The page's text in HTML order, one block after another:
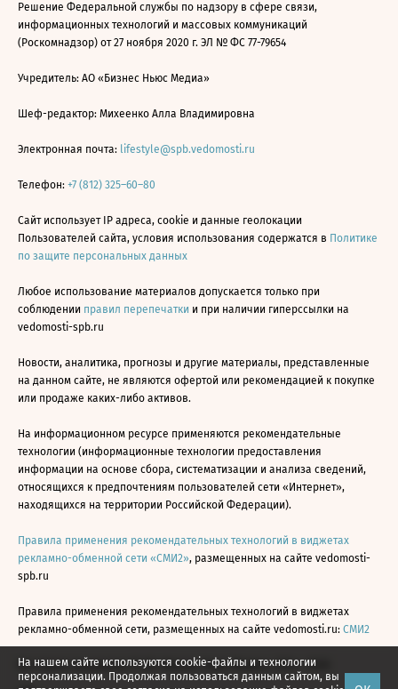
На нашем сайте используются cookie-файлы и технологии
персонализации. Продолжая пользоваться данным сайтом, вы
Решение Федеральной службы по надзору в сфере связи,
информационных технологий и массовых коммуникаций
(Роскомнадзор) от 27 ноября 2020 г. ЭЛ № ФС 77-79654
Учредитель: АО «Бизнес Ньюс Медиа»
Шеф-редактор: Михеенко Алла Владимировна
Электронная почта: lifestyle@spb.vedomosti.ru
Телефон: +7 (812) 325–60–80
Сайт использует IP адреса, cookie и данные геолокации
Пользователей сайта, условия использования содержатся в Политике
по защите персональных данных
Любое использование материалов допускается только при
соблюдении правил перепечатки и при наличии гиперссылки на
vedomosti-spb.ru
Новости, аналитика, прогнозы и другие материалы, представленные
на данном сайте, не являются офертой или рекомендацией к покупке
или продаже каких-либо активов.
На информационном ресурсе применяются рекомендательные
технологии (информационные технологии предоставления
информации на основе сбора, систематизации и анализа сведений,
относящихся к предпочтениям пользователей сети «Интернет»,
находящихся на территории Российской Федерации).
Правила применения рекомендательных технологий в виджетах
рекламно-обменной сети «СМИ2», размещенных на сайте vedomosti-
spb.ru
Правила применения рекомендательных технологий в виджетах
рекламно-обменной сети, размещенных на сайте vedomosti.ru: СМИ2
Все права защищены © АО «Бизнес Ньюс Медиа», 2024 - 2026